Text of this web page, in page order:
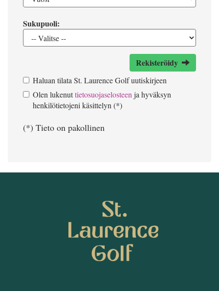
Sukupuoli:
Rekisteröidy
Haluan tilata St. Laurence Golf uutiskirjeen
Olen lukenuttietosuojaselosteen ja hyväksyn
henkilötietojeni käsittelyn (*)
(*) Tieto on pakollinen